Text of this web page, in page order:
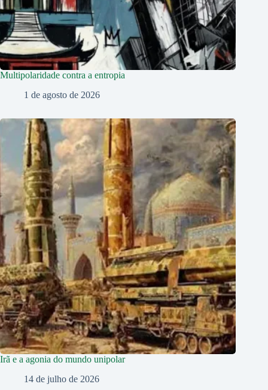
Multipolaridade contra a entropia
1 de agosto de 2026
Irã e a agonia do mundo unipolar
14 de julho de 2026